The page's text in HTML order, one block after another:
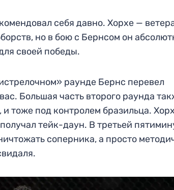
себя давно. Хорхе —
но в бою с Бернсом он
своей победы.
раунде Бернс перевел
Большая часть второго раунда
тоже под контролем бразильца.
тейк-даун. В третьей
соперника, а просто